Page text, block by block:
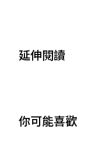
延伸閱讀
你可能喜歡